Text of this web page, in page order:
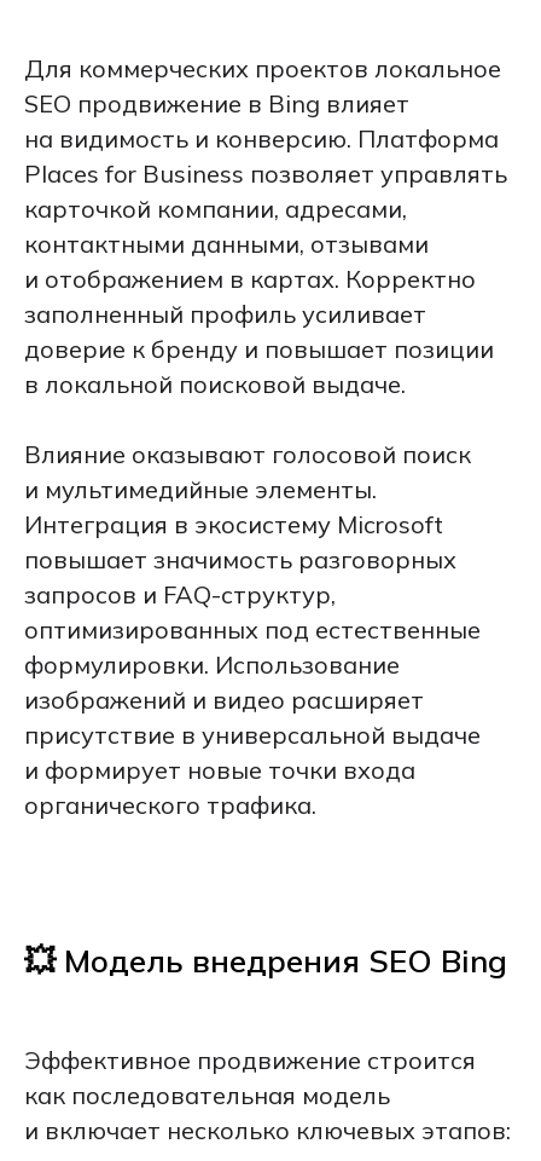
Для коммерческих проектов локальное
SEO продвижение в Bing влияет
на видимость и конверсию. Платформа
Places for Business позволяет управлять
карточкой компании, адресами,
контактными данными, отзывами
и отображением в картах. Корректно
заполненный профиль усиливает
доверие к бренду и повышает позиции
в локальной поисковой выдаче.
Влияние оказывают голосовой поиск
и мультимедийные элементы.
Интеграция в экосистему Microsoft
повышает значимость разговорных
запросов и FAQ-структур,
оптимизированных под естественные
формулировки. Использование
изображений и видео расширяет
присутствие в универсальной выдаче
и формирует новые точки входа
органического трафика.
💥 Модель внедрения SEO Bing
Эффективное продвижение строится
как последовательная модель
и включает несколько ключевых этапов: